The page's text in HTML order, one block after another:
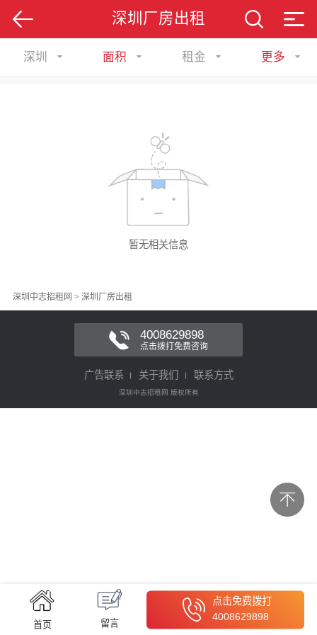
深圳厂房出租
深圳 面积 租金 更多
暂无相关信息
深圳中志招租网 > 深圳厂房出租
首页 留言
点击免费拨打
4008629898
4008629898
点击拨打免费咨询
广告联系 关于我们 联系方式
深圳中志招租网 版权所有